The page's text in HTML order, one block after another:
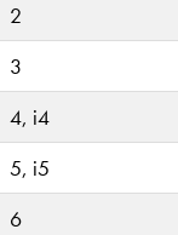
2
3
4, i4
5, i5
6